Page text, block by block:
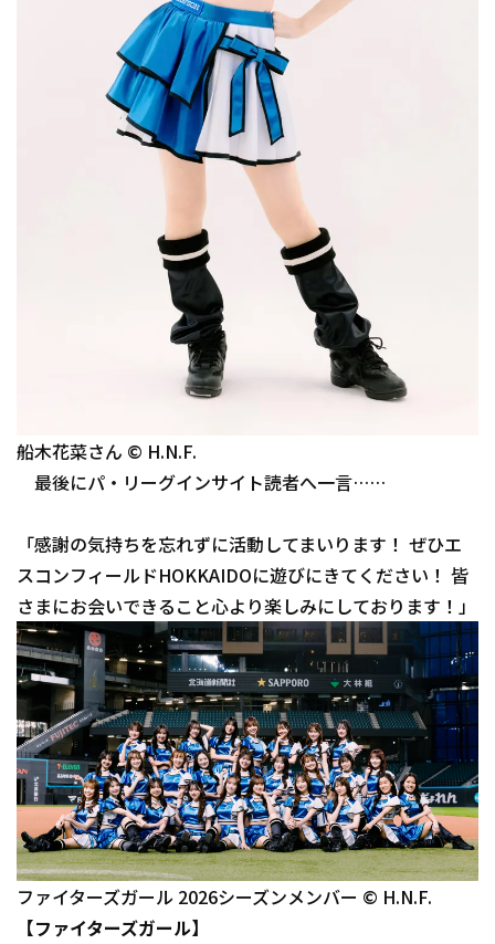
船木花菜さん © H.N.F.
最後にパ・リーグインサイト読者へ一言……
「感謝の気持ちを忘れずに活動してまいります！ ぜひエ
スコンフィールドHOKKAIDOに遊びにきてください！ 皆
さまにお会いできること心より楽しみにしております！」
ファイターズガール 2026シーズンメンバー © H.N.F.
【ファイターズガール】